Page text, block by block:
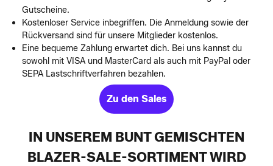
Gutscheine.
Kostenloser Service inbegriffen. Die Anmeldung sowie der
Rückversand sind für unsere Mitglieder kostenlos.
Eine bequeme Zahlung erwartet dich. Bei uns kannst du
sowohl mit VISA und MasterCard als auch mit PayPal oder
SEPA Lastschriftverfahren bezahlen.
Zu den Sales
IN UNSEREM BUNT GEMISCHTEN
BLAZER-SALE-SORTIMENT WIRD